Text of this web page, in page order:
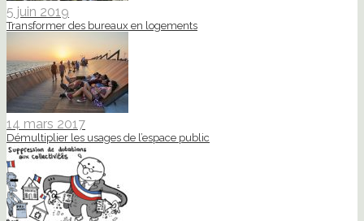
5 juin 2019
Transformer des bureaux en logements
14 mars 2017
Démultiplier les usages de l’espace public